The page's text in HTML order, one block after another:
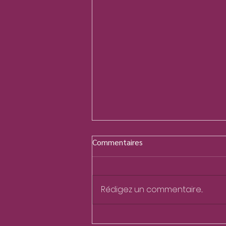
Commentaires
Rédigez un commentaire...